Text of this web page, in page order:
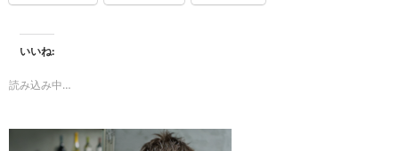
いいね:
読み込み中…